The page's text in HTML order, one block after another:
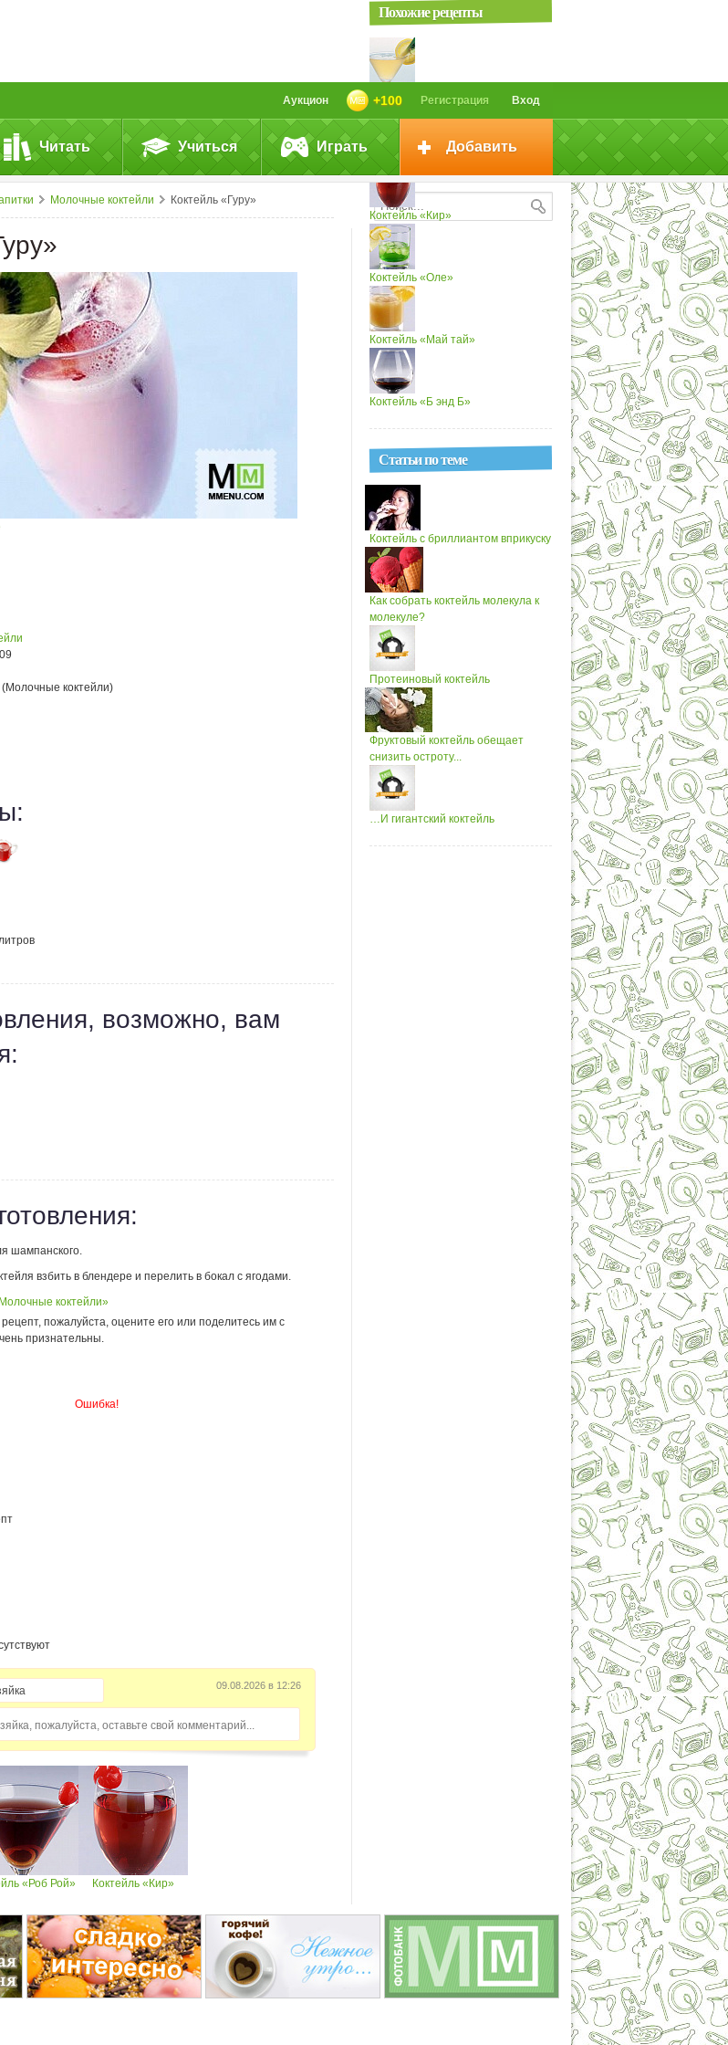
Вход
Регистрация
+100
Аукцион
Читать Учиться Играть Добавить
Молочные коктейли Коктейль «Гуру»
коктейли)
возможно, вам
шампанского.
взбить в блендере и перелить в бокал с ягодами.
коктейли»
пожалуйста, оцените его или поделитесь им с
признательны.
Ошибка!
09.08.2026 в 12:26
пожалуйста, оставьте свой комментарий...
«Роб Рой» Коктейль «Кир»
Похожие рецепты
Коктейль «Роб Рой»
Коктейль «Кир»
Коктейль «Оле»
Коктейль «Май тай»
Коктейль «Б энд Б»
Статьи по теме
Коктейль с бриллиантом вприкуску
Как собрать коктейль молекула к
молекуле?
Протеиновый коктейль
Фруктовый коктейль обещает
снизить остроту...
…И гигантский коктейль